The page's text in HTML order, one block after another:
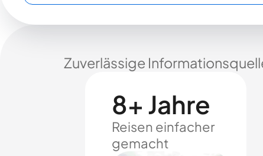
Zuverlässige
8+ Jahre
Reisen einfacher
gemacht